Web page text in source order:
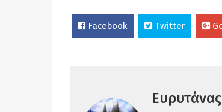
Facebook Twitter